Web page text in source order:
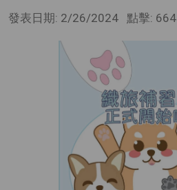
發表日期: 2/26/2024 點擊: 664